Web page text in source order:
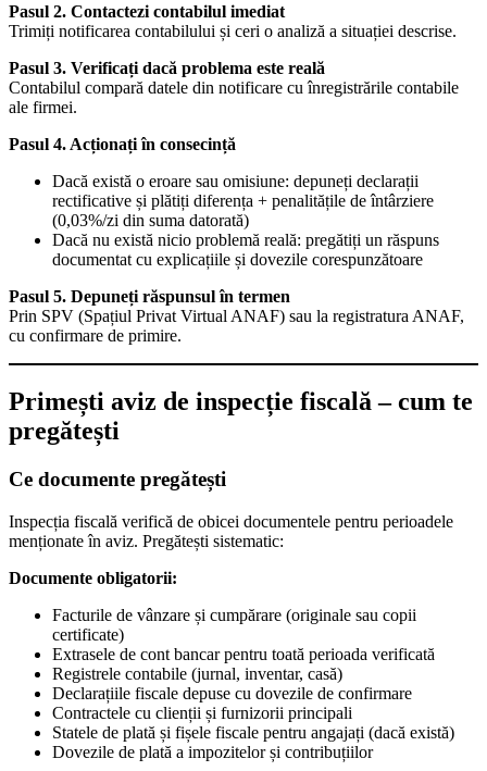
Pasul 2. Contactezi contabilul imediat
Trimiți notificarea contabilului și ceri o analiză a situației descrise.
Pasul 3. Verificați dacă problema este reală
Contabilul compară datele din notificare cu înregistrările contabile
ale firmei.
Pasul 4. Acționați în consecință
Dacă există o eroare sau omisiune: depuneți declarații
rectificative și plătiți diferența + penalitățile de întârziere
(0,03%/zi din suma datorată)
Dacă nu există nicio problemă reală: pregătiți un răspuns
documentat cu explicațiile și dovezile corespunzătoare
Pasul 5. Depuneți răspunsul în termen
Prin SPV (Spațiul Privat Virtual ANAF) sau la registratura ANAF,
cu confirmare de primire.
Primești aviz de inspecție fiscală – cum te
pregătești
Ce documente pregătești
Inspecția fiscală verifică de obicei documentele pentru perioadele
menționate în aviz. Pregătești sistematic:
Documente obligatorii:
Facturile de vânzare și cumpărare (originale sau copii
certificate)
Extrasele de cont bancar pentru toată perioada verificată
Registrele contabile (jurnal, inventar, casă)
Declarațiile fiscale depuse cu dovezile de confirmare
Contractele cu clienții și furnizorii principali
Statele de plată și fișele fiscale pentru angajați (dacă există)
Dovezile de plată a impozitelor și contribuțiilor